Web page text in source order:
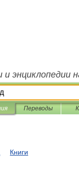
и энциклопедии
Переводы
Книги